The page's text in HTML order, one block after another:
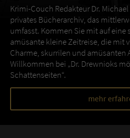
Krimi-Couch Redakteur Dr.
privates Bücherarchiv, das
umfasst. Kommen Sie mit auf eine
amüsante kleine Zeitreise, die mit
Charme, skurrilen und amüsanten
Willkommen bei „Dr. Drewnioks
Schattenseiten“.
mehr